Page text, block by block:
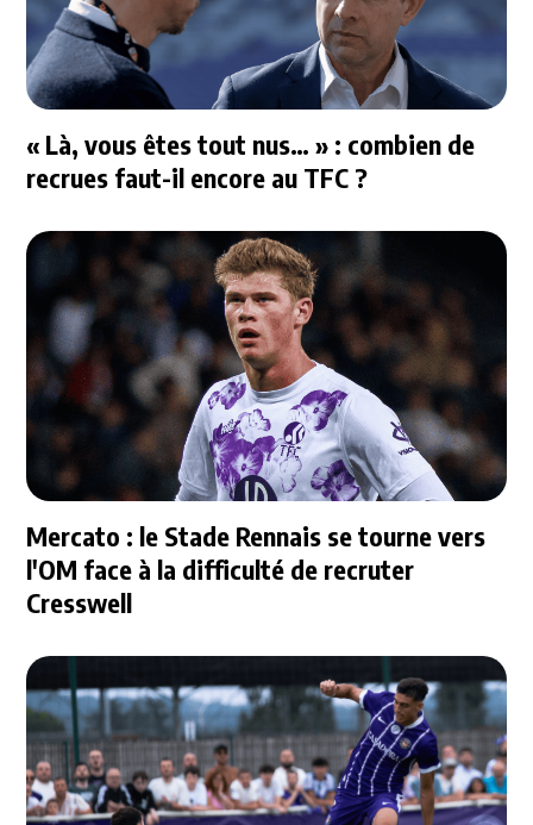
« Là, vous êtes tout nus… » : combien de
recrues faut-il encore au TFC ?
Mercato : le Stade Rennais se tourne vers
l'OM face à la difficulté de recruter
Cresswell